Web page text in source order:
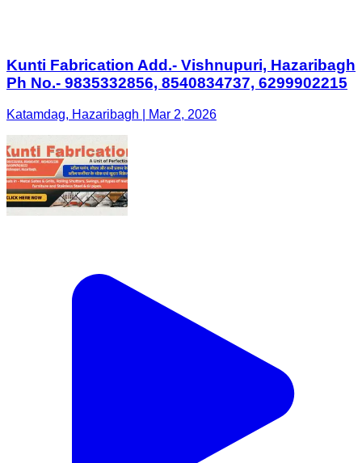
Kunti Fabrication Add.- Vishnupuri, Hazaribagh
Ph No.- 9835332856, 8540834737, 6299902215
Katamdag, Hazaribagh | Mar 2, 2026